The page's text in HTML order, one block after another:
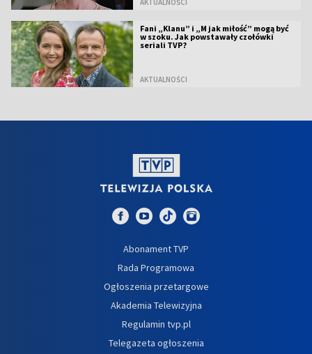
Fani „Klanu” i „M jak miłość” mogą być
w szoku. Jak powstawały czołówki
seriali TVP?
AKTUALNOŚCI
Abonament TVP
Rada Programowa
Ogłoszenia przetargowe
Akademia Telewizyjna
Regulamin tvp.pl
Telegazeta ogłoszenia